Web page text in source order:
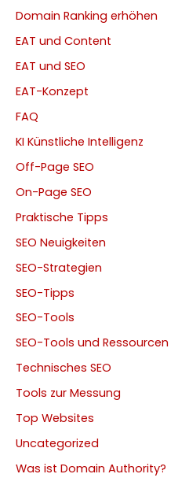
Domain Ranking erhöhen
EAT und Content
EAT und SEO
EAT-Konzept
FAQ
KI Künstliche Intelligenz
Off-Page SEO
On-Page SEO
Praktische Tipps
SEO Neuigkeiten
SEO-Strategien
SEO-Tipps
SEO-Tools
SEO-Tools und Ressourcen
Technisches SEO
Tools zur Messung
Top Websites
Uncategorized
Was ist Domain Authority?